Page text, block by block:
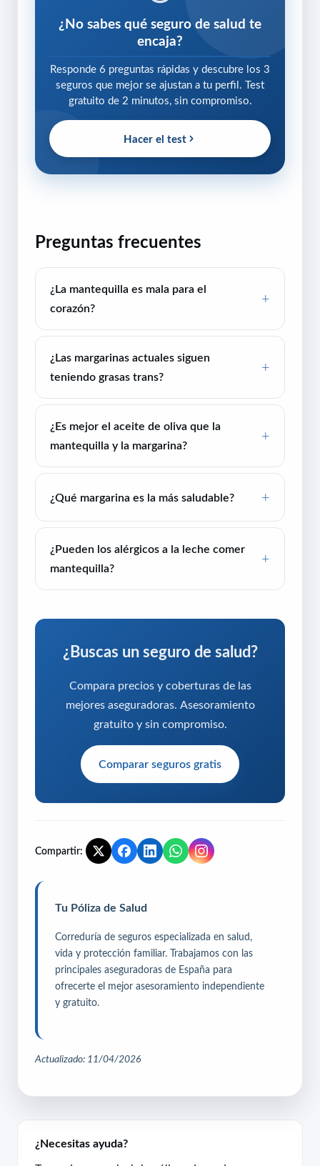
¿No sabes qué seguro de salud te
encaja?
Responde 6 preguntas rápidas y descubre los 3
seguros que mejor se ajustan a tu perfil. Test
gratuito de 2 minutos, sin compromiso.
Hacer el test
Preguntas frecuentes
¿La mantequilla es mala para el
corazón?
¿Las margarinas actuales siguen
teniendo grasas trans?
¿Es mejor el aceite de oliva que la
mantequilla y la margarina?
¿Qué margarina es la más saludable?
¿Pueden los alérgicos a la leche comer
mantequilla?
¿Buscas un seguro de salud?
Compara precios y coberturas de las
mejores aseguradoras. Asesoramiento
gratuito y sin compromiso.
Comparar seguros gratis
Compartir:
Tu Póliza de Salud
Correduría de seguros especializada en salud,
vida y protección familiar. Trabajamos con las
principales aseguradoras de España para
ofrecerte el mejor asesoramiento independiente
y gratuito.
Actualizado: 11/04/2026
¿Necesitas ayuda?